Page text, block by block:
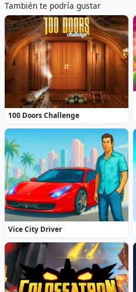
También te podría gustar
100 Doors Challenge
Vice City Driver